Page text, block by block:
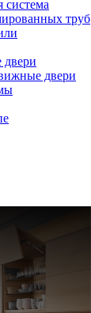
система
труб
двери